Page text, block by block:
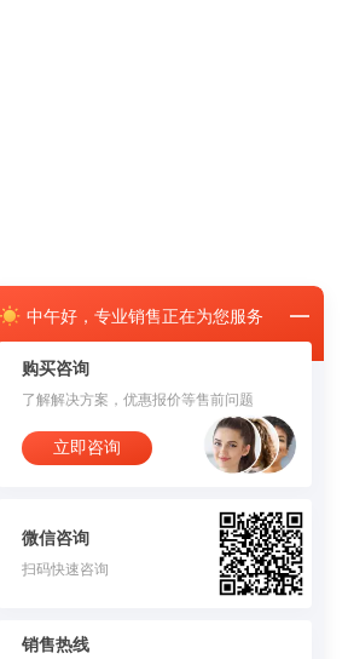
中午好， 专业销售正在为您服务
购买咨询
了解解决方案，优惠报价等售前问题
立即咨询
微信咨询
扫码快速咨询
销售热线